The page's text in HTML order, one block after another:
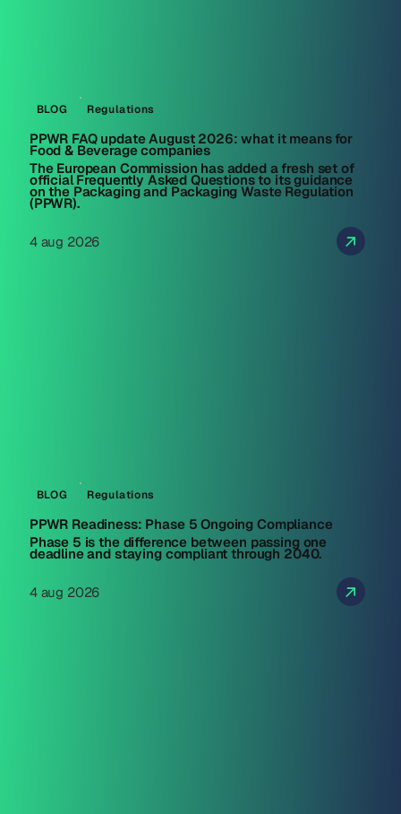
BLOG Regulations
PPWR FAQ update August 2026: what it means for
Food & Beverage companies
The European Commission has added a fresh set of
official Frequently Asked Questions to its guidance
on the Packaging and Packaging Waste Regulation
(PPWR).
4 aug 2026
BLOG Regulations
PPWR Readiness: Phase 5 Ongoing Compliance
Phase 5 is the difference between passing one
deadline and staying compliant through 2040.
4 aug 2026